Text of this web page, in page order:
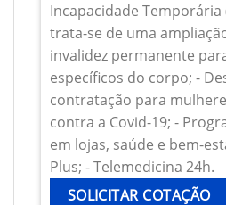
Incapacidade Temporária
trata-se de uma
invalidez permanente
específicos do corpo; -
contratação para
contra a Covid-19; -
em lojas, saúde e bem-
Plus; - Telemedicina 24h.
SOLICITAR COTAÇÃO